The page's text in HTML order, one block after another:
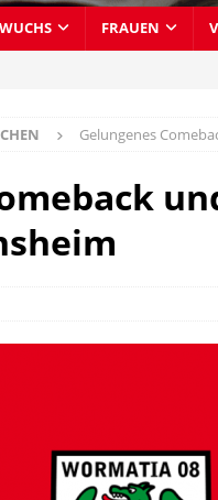
FRAUEN
Gelungenes